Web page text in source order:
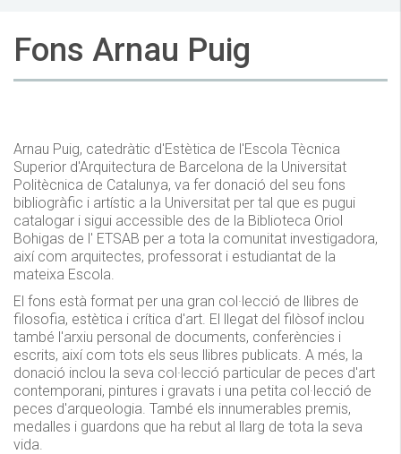
Fons Arnau Puig
Arnau Puig, catedràtic d'Estètica de l'Escola Tècnica
Superior d'Arquitectura de Barcelona de la Universitat
Politècnica de Catalunya, va fer donació del seu fons
bibliogràfic i artístic a la Universitat per tal que es pugui
catalogar i sigui accessible des de la Biblioteca Oriol
Bohigas de l' ETSAB per a tota la comunitat investigadora,
així com arquitectes, professorat i estudiantat de la
mateixa Escola.
El fons està format per una gran col·lecció de llibres de
filosofia, estètica i crítica d'art. El llegat del filòsof inclou
també l'arxiu personal de documents, conferències i
escrits, així com tots els seus llibres publicats. A més, la
donació inclou la seva col·lecció particular de peces d'art
contemporani, pintures i gravats i una petita col·lecció de
peces d'arqueologia. També els innumerables premis,
medalles i guardons que ha rebut al llarg de tota la seva
vida.